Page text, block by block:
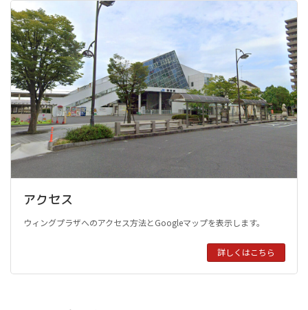
アクセス
ウィングプラザへのアクセス方法とGoogleマップを表示します。
詳しくはこちら